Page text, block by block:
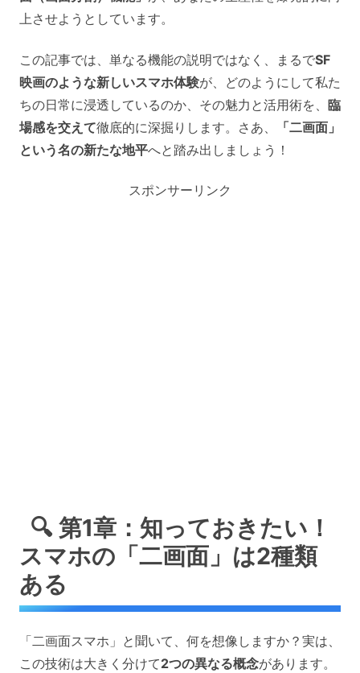
上させようとしています。
この記事では、単なる機能の説明ではなく、まるでSF
映画のような新しいスマホ体験が、どのようにして私た
ちの日常に浸透しているのか、その魅力と活用術を、 臨
場感を交えて徹底的に深掘りします。さあ、
「二画面」
という名の新たな地平へと踏み出しましょう！
スポンサーリンク
🔍 第1章：知っておきたい！
スマホの「二画面」は2種類
ある
「二画面スマホ」と聞いて、何を想像しますか？実は、
この技術は大きく分けて2つの異なる概念があります。